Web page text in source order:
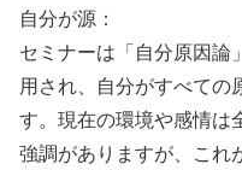
自分が源：
セミナーは「自分原因論
用され、自分がすべての
す。現在の環境や感情は
強調がありますが、これ